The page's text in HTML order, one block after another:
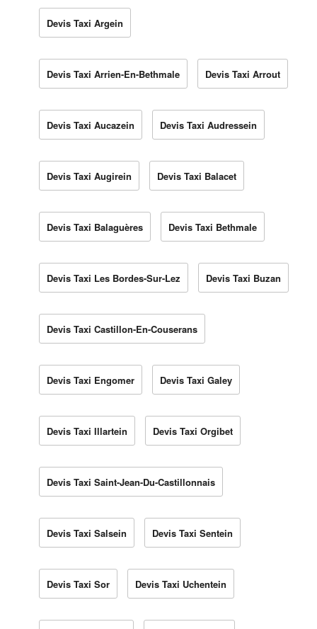
Devis Taxi Argein
Devis Taxi Arrien-En-Bethmale Devis Taxi Arrout
Devis Taxi Aucazein Devis Taxi Audressein
Devis Taxi Augirein Devis Taxi Balacet
Devis Taxi Balaguères Devis Taxi Bethmale
Devis Taxi Les Bordes-Sur-Lez Devis Taxi Buzan
Devis Taxi Castillon-En-Couserans
Devis Taxi Engomer Devis Taxi Galey
Devis Taxi Illartein Devis Taxi Orgibet
Devis Taxi Saint-Jean-Du-Castillonnais
Devis Taxi Salsein Devis Taxi Sentein
Devis Taxi Sor Devis Taxi Uchentein